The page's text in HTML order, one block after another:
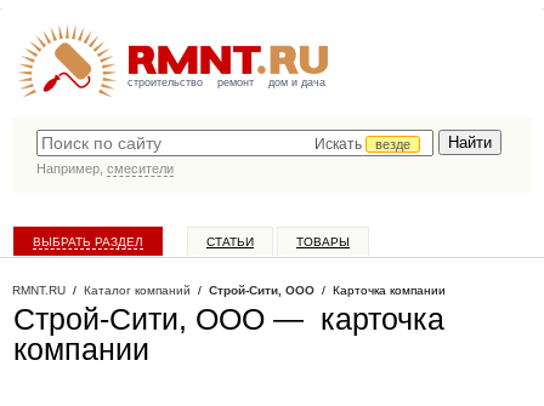
строительство ремонт дом и дача
Искать
везде
Например, смесители
ВЫБРАТЬ РАЗДЕЛ СТАТЬИ ТОВАРЫ
RMNT.RU / Каталог компаний / Строй-Сити, ООО / Карточка компании
Строй-Сити, ООО — карточка
компании